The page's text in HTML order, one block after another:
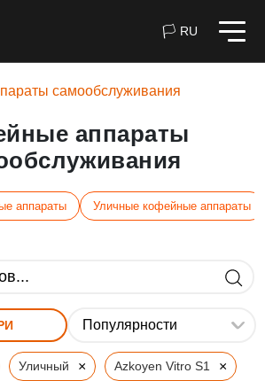
🏳 RU
самообслуживания
аппараты
аппараты Уличные кофейные аппараты
Уличный × Azkoyen Vitro S1 ×